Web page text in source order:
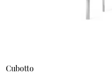
Cubotto